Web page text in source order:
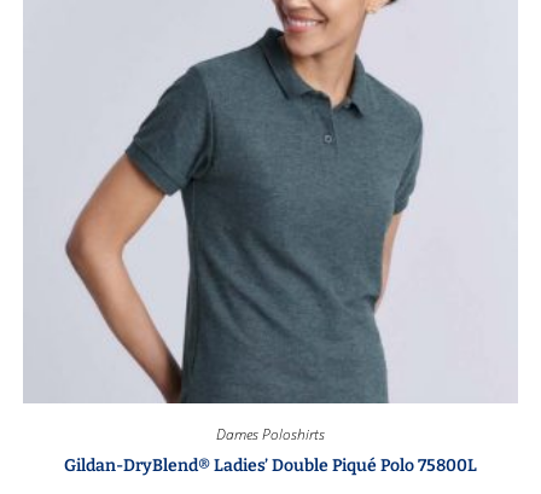
Dames Poloshirts
Gildan-DryBlend® Ladies’ Double Piqué Polo 75800L